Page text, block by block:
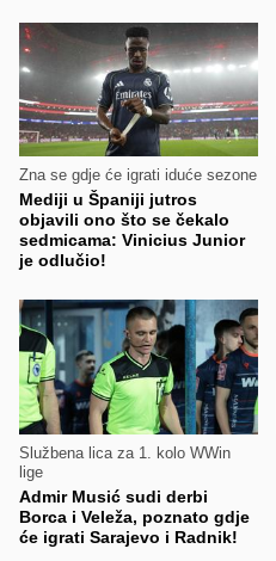
Zna se gdje će igrati iduće sezone
Mediji u Španiji jutros
objavili ono što se čekalo
sedmicama: Vinicius Junior
je odlučio!
Službena lica za 1. kolo WWin
lige
Admir Musić sudi derbi
Borca i Veleža, poznato gdje
će igrati Sarajevo i Radnik!